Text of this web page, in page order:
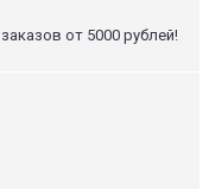
от 5000 рублей!